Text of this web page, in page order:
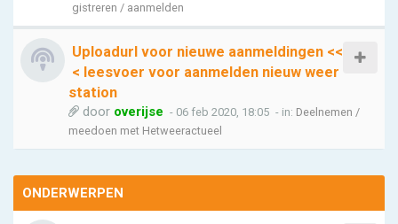
gistreren / aanmelden
Uploadurl voor nieuwe aanmeldingen <<
< leesvoer voor aanmelden nieuw weer
station
door overijse - 06 feb 2020, 18:05 - in: Deelnemen /
meedoen met Hetweeractueel
ONDERWERPEN